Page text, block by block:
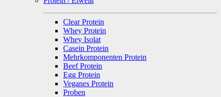
Clear Protein
Whey Protein
Whey Isolat
Casein Protein
Mehrkomponenten Protein
Beef Protein
Egg Protein
Veganes Protein
Proben